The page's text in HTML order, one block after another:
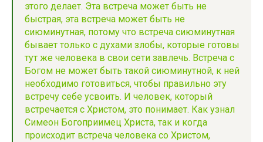
этого делает. Эта встреча может быть не
быстрая, эта встреча может быть не
сиюминутная, потому что встреча сиюминутная
бывает только с духами злобы, которые готовы
тут же человека в свои сети завлечь. Встреча с
Богом не может быть такой сиюминутной, к ней
необходимо готовиться, чтобы правильно эту
встречу себе усвоить. И человек, который
встречается с Христом, это понимает. Как узнал
Симеон Богоприимец Христа, так и когда
происходит встреча человека со Христом,